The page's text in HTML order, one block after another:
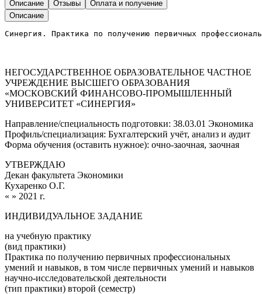
Описание Отзывы
Оплата и получение
Описание
Синергия. Практика по получению первичных
НЕГОСУДАРСТВЕННОЕ ОБРАЗОВАТЕЛЬНОЕ ЧАСТНОЕ
УЧРЕЖДЕНИЕ ВЫСШЕГО ОБРАЗОВАНИЯ
«МОСКОВСКИЙ ФИНАНСОВО-ПРОМЫШЛЕННЫЙ
УНИВЕРСИТЕТ «СИНЕРГИЯ»
Направление/специальность подготовки: 38.03.01 Экономика
Профиль/специализация: Бухгалтерский учёт, анализ и аудит
Форма обучения (оставить нужное): очно-заочная, заочная
УТВЕРЖДАЮ
Декан факультета Экономики
Кухаренко О.Г.
« » 2021 г.
ИНДИВИДУАЛЬНОЕ ЗАДАНИЕ
на учебную практику
(вид практики)
Практика по получению первичных профессиональных
умений и навыков, в том числе первичных умений и навыков
научно-исследовательской деятельности
(тип практики) второй (семестр)